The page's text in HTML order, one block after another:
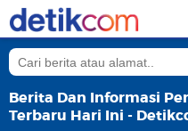
Berita Dan Informasi
Terbaru Hari Ini -